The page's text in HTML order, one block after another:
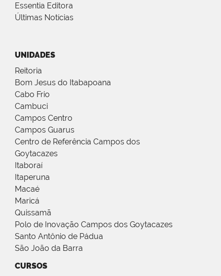
Essentia Editora
Últimas Notícias
UNIDADES
Reitoria
Bom Jesus do Itabapoana
Cabo Frio
Cambuci
Campos Centro
Campos Guarus
Centro de Referência Campos dos
Goytacazes
Itaboraí
Itaperuna
Macaé
Maricá
Quissamã
Polo de Inovação Campos dos Goytacazes
Santo Antônio de Pádua
São João da Barra
CURSOS